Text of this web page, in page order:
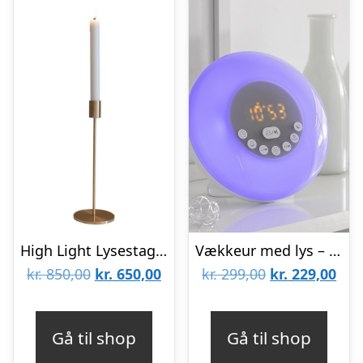
High Light Lysestage, Messing – 28 cm
kr.850,00 Den
var:
kr. 650,00Den
Gå til shop
Vækkeur med lys – Wake-Up Light
kr.299,00 Den
var:
kr. 229,00Den
Gå til shop